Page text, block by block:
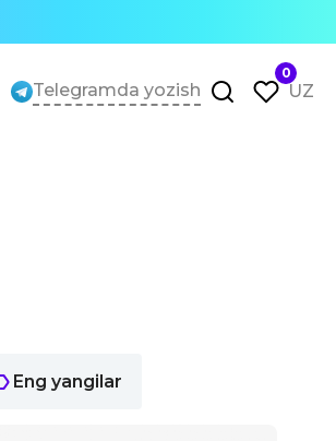
Telegramda yozish
0
UZ
Eng yangilar